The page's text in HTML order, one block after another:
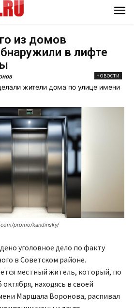
из домов
в лифте
НОВОСТИ
жители дома по улице имени
promo/kandinsky/
уголовное дело по факту
в Советском районе.
местный житель, который, по
находясь в своей
Маршала Воронова, распивал